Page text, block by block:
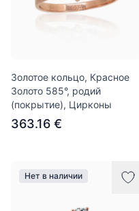
Золотое кольцо, Красное
Золото 585°, родий
(покрытие), Цирконы
363.16 €
Нет в наличии